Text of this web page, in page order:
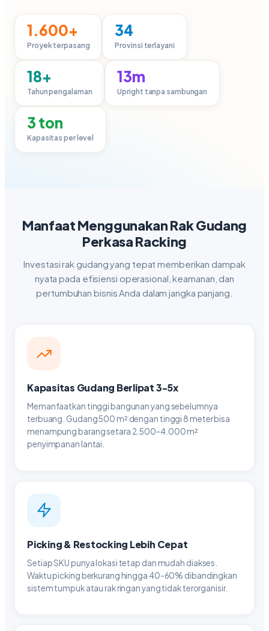
1.600+
Proyek terpasang
34
Provinsi terlayani
18+
Tahun pengalaman
13m
Upright tanpa sambungan
3 ton
Kapasitas per level
Manfaat Menggunakan Rak Gudang
Perkasa Racking
Investasi rak gudang yang tepat memberikan dampak
nyata pada efisiensi operasional, keamanan, dan
pertumbuhan bisnis Anda dalam jangka panjang.
Kapasitas Gudang Berlipat 3-5x
Memanfaatkan tinggi bangunan yang sebelumnya
terbuang. Gudang 500 m² dengan tinggi 8 meter bisa
menampung barang setara 2.500-4.000 m²
penyimpanan lantai.
Picking & Restocking Lebih Cepat
Setiap SKU punya lokasi tetap dan mudah diakses.
Waktu picking berkurang hingga 40-60% dibandingkan
sistem tumpuk atau rak ringan yang tidak terorganisir.